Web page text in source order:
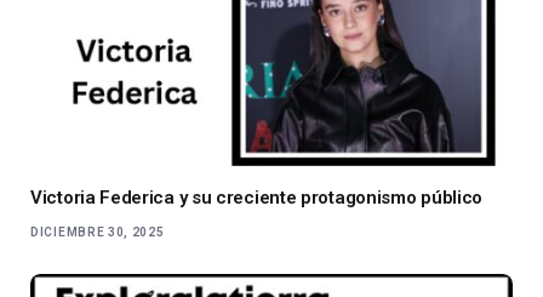
Victoria Federica y su creciente protagonismo público
DICIEMBRE 30, 2025